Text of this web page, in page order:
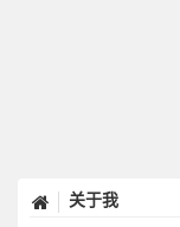
关于我